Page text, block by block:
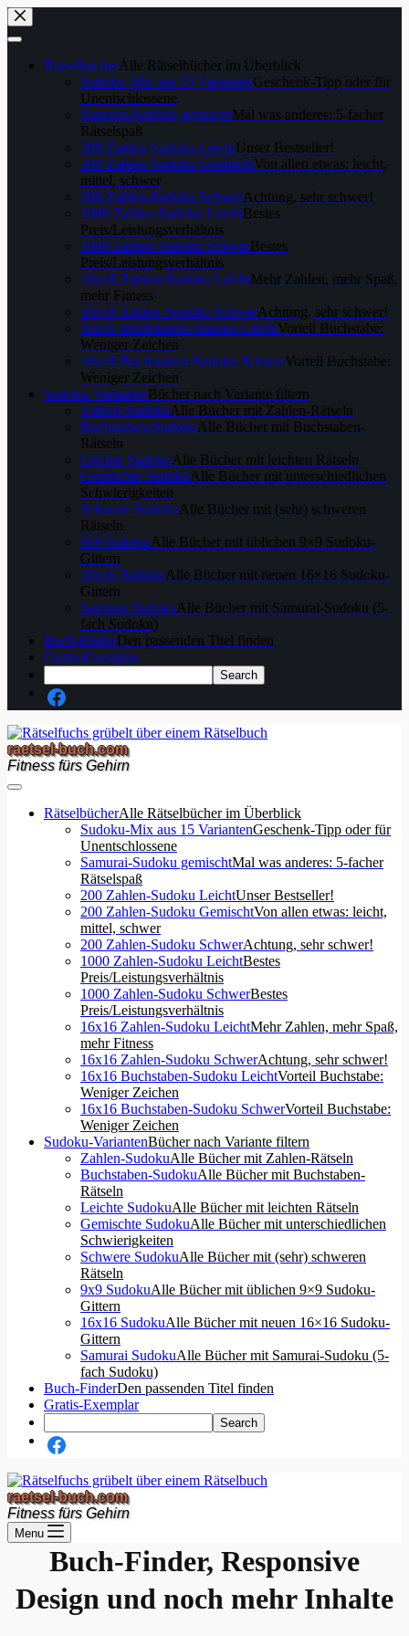
Skip
to
content
RätselbücherAlle Rätselbücher im Überblick
Sudoku-Mix aus 15 VariantenGeschenk-Tipp oder für
Unentschlossene
Samurai-Sudoku gemischtMal was anderes: 5-facher
Rätselspaß
200 Zahlen-Sudoku LeichtUnser Bestseller!
200 Zahlen-Sudoku GemischtVon allen etwas: leicht,
mittel, schwer
200 Zahlen-Sudoku SchwerAchtung, sehr schwer!
1000 Zahlen-Sudoku LeichtBestes
Preis/Leistungsverhältnis
1000 Zahlen-Sudoku SchwerBestes
Preis/Leistungsverhältnis
16x16 Zahlen-Sudoku LeichtMehr Zahlen, mehr Spaß,
mehr Fitness
16x16 Zahlen-Sudoku SchwerAchtung, sehr schwer!
16x16 Buchstaben-Sudoku LeichtVorteil Buchstabe:
Weniger Zeichen
16x16 Buchstaben-Sudoku SchwerVorteil Buchstabe:
Weniger Zeichen
Sudoku-VariantenBücher nach Variante filtern
Zahlen-Sudoku Alle Bücher mit Zahlen-Rätseln
Buchstaben-Sudoku Alle Bücher mit Buchstaben-
Rätseln
Leichte Sudoku Alle Bücher mit leichten Rätseln
Gemischte Sudoku Alle Bücher mit unterschiedlichen
Schwierigkeiten
Schwere Sudoku Alle Bücher mit (sehr) schweren
Rätseln
9x9 Sudoku Alle Bücher mit üblichen 9×9 Sudoku-
Gittern
16x16 Sudoku Alle Bücher mit neuen 16×16 Sudoku-
Gittern
Samurai Sudoku Alle Bücher mit Samurai-Sudoku (5-
fach Sudoku)
Buch-FinderDen passenden Titel finden
Gratis-Exemplar
raetsel-buch.com
Fitness fürs Gehirn
RätselbücherAlle Rätselbücher im Überblick
Sudoku-Mix aus 15 VariantenGeschenk-Tipp oder für
Unentschlossene
Samurai-Sudoku gemischtMal was anderes: 5-facher
Rätselspaß
200 Zahlen-Sudoku LeichtUnser Bestseller!
200 Zahlen-Sudoku GemischtVon allen etwas: leicht,
mittel, schwer
200 Zahlen-Sudoku SchwerAchtung, sehr schwer!
1000 Zahlen-Sudoku LeichtBestes
Preis/Leistungsverhältnis
1000 Zahlen-Sudoku SchwerBestes
Preis/Leistungsverhältnis
16x16 Zahlen-Sudoku LeichtMehr Zahlen, mehr Spaß,
mehr Fitness
16x16 Zahlen-Sudoku SchwerAchtung, sehr schwer!
16x16 Buchstaben-Sudoku LeichtVorteil Buchstabe:
Weniger Zeichen
16x16 Buchstaben-Sudoku SchwerVorteil Buchstabe:
Weniger Zeichen
Sudoku-VariantenBücher nach Variante filtern
Zahlen-SudokuAlle Bücher mit Zahlen-Rätseln
Buchstaben-SudokuAlle Bücher mit Buchstaben-
Rätseln
Leichte SudokuAlle Bücher mit leichten Rätseln
Gemischte SudokuAlle Bücher mit unterschiedlichen
Schwierigkeiten
Schwere SudokuAlle Bücher mit (sehr) schweren
Rätseln
9x9 SudokuAlle Bücher mit üblichen 9×9 Sudoku-
Gittern
16x16 SudokuAlle Bücher mit neuen 16×16 Sudoku-
Gittern
Samurai SudokuAlle Bücher mit Samurai-Sudoku (5-
fach Sudoku)
Buch-FinderDen passenden Titel finden
Gratis-Exemplar
raetsel-buch.com
Fitness fürs Gehirn
Menu
Buch-Finder, Responsive
Design und noch mehr Inhalte